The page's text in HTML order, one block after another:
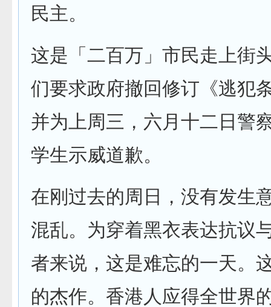
民主。
这是「二百万」市民走上街
们要求政府撤回修订《逃犯
并为上周三，六月十二日警
学生示威道歉。
在刚过去的周日，没有发生
混乱。为穿着黑衣表达抗议
者来说，这是难忘的一天。
的杰作。香港人应得全世界